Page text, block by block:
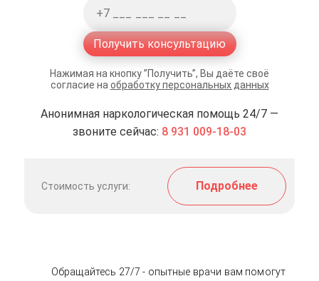
Получить консультацию
Нажимая на кнопку ”Получить”, Вы даёте своё
согласие на обработку персональных данных
Анонимная наркологическая помощь 24/7 —
звоните сейчас: 8 931 009-18-03
Стоимость услуги: Подробнее
Обращайтесь 27/7 - опытные врачи вам помогут